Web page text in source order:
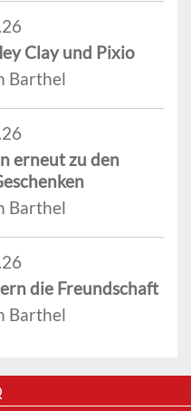
Clay und Pixio
Barthel
erneut zu den
Barthel
die Freundschaft
Barthel